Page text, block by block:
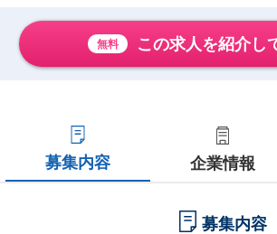
無料 この求人を紹介し
募集内容 企業情報
募集内容